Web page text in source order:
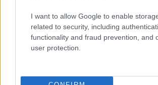
I want to allow Google to enable
related to security, including
functionality and fraud prevention, and
user protection.